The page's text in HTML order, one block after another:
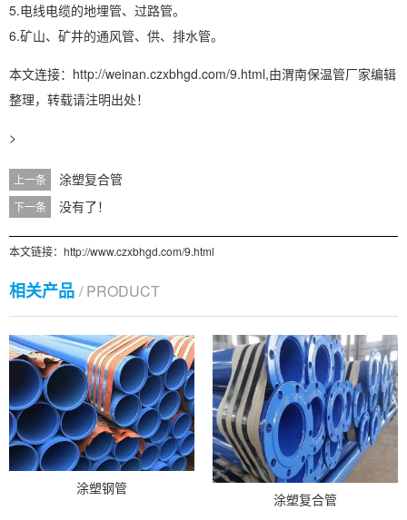
5.电线电缆的地埋管、过路管。
6.矿山、矿井的通风管、供、排水管。
本文连接：http://weinan.czxbhgd.com/9.html,由渭南保温管厂家编辑
整理，转载请注明出处！
>
上一条 涂塑复合管
下一条 没有了！
本文链接：http://www.czxbhgd.com/9.html
相关产品 / PRODUCT
涂塑钢管
涂塑复合管